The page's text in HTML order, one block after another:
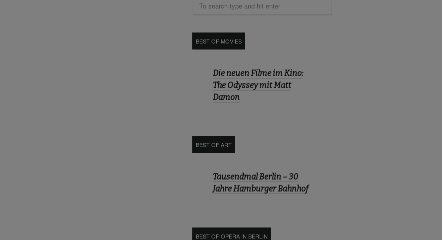
BEST OF MOVIES
Die neuen Filme im Kino:
The Odyssey mit Matt
Damon
BEST OF ART
Tausendmal Berlin – 30
Jahre Hamburger Bahnhof
BEST OF OPERA IN BERLIN